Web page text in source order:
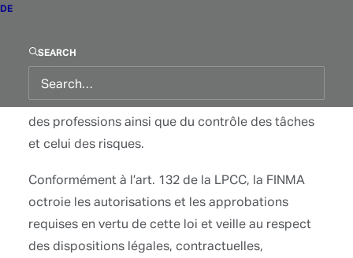
DE
SEARCH
poussée de la direction, de la structure et des
mécanismes internes de la société, notamment au
niveau de son organisation, de la segmentation
des professions ainsi que du contrôle des tâches
et celui des risques.
Conformément à l’art. 132 de la LPCC, la FINMA
octroie les autorisations et les approbations
requises en vertu de cette loi et veille au respect
des dispositions légales, contractuelles,